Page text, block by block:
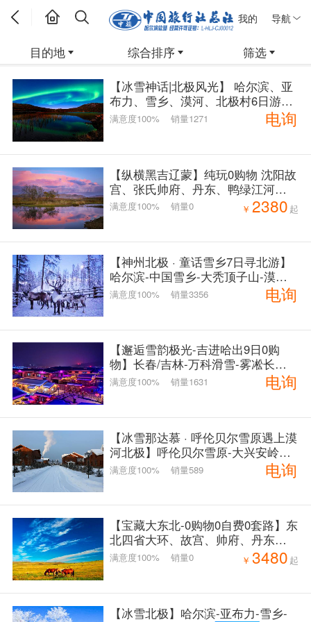
我的 导航
目的地 综合排序 筛选
【冰雪神话|北极风光】 哈尔滨、亚
布力、雪乡、漠河、北极村6日游
满意度100% 销量1271 电询
【纵横黑吉辽蒙】纯玩0购物 沈阳故
宫、张氏帅府、丹东、鸭绿江河口
断桥、长白山天池、吉林、长春伪
皇宫、扎龙-呼伦贝尔草原+满洲里--
苏里军事要塞、百泉谷景区、五大
连池-哈尔滨13日游
满意度100% 销量0 ￥ 2380 起
【神州北极 · 童话雪乡7日寻北游】
哈尔滨-中国雪乡-大秃顶子山-漠河-
大兴安岭-北极村-龙江第一湾-北红
满意度100% 销量3356 电询
【邂逅雪韵极光-吉进哈出9日0购
物】长春/吉林-万科滑雪-雾凇长廊-
雾凇漂流-长白山-镜泊湖冰瀑-雪乡-
雪乡旅拍-驯鹿园-冰雪大世界-哈尔
鹿园9日
满意度100% 销量1631 电询
【冰雪那达慕 · 呼伦贝尔雪原遇上漠
河北极】呼伦贝尔雪原-大兴安岭森
林-满洲里-漠河北极村-蒙古族冰雪
那达慕-鄂温克族敖鲁古雅驯鹿-华俄
满意度100% 销量589 电询
【宝藏大东北-0购物0自费0套路】东
北四省大环、故宫、帅府、丹东、
鸭绿江游船、关东圣山-长白山、网
红漂流、朝鲜歌舞表演餐、最延边
风情、哈尔滨、丹顶鹤故乡-扎龙、
呼伦贝尔大草原、行军大帐+访草原
满意度100% 销量0 ￥ 3480 起
【冰雪北极】哈尔滨-亚布力-雪乡-